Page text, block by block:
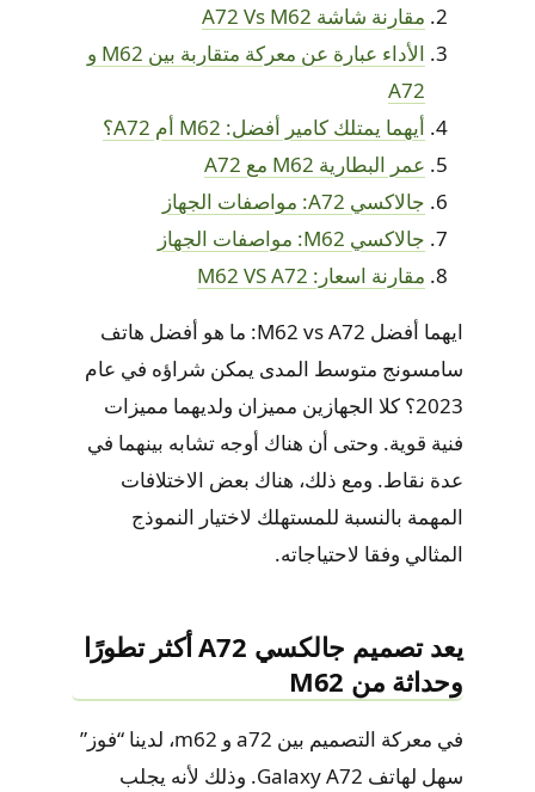
مقارنة شاشة A72 Vs M62
الأداء عبارة عن معركة متقاربة بين M62 و
A72
أيهما يمتلك كامير أفضل: M62 أم A72؟
عمر البطارية M62 مع A72
جالاكسي A72: مواصفات الجهاز
جالاكسي M62: مواصفات الجهاز
مقارنة اسعار: M62 VS A72
ايهما أفضل M62 vs A72: ما هو أفضل هاتف
سامسونج متوسط المدى يمكن شراؤه في عام
2023؟ كلا الجهازين مميزان ولديهما مميزات
فنية قوية. وحتى أن هناك أوجه تشابه بينهما في
عدة نقاط. ومع ذلك، هناك بعض الاختلافات
المهمة بالنسبة للمستهلك لاختيار النموذج
المثالي وفقا لاحتياجاته.
يعد تصميم جالكسي A72 أكثر تطورًا
وحداثة من M62
في معركة التصميم بين a72 و m62، لدينا “فوز”
سهل لهاتف Galaxy A72. وذلك لأنه يجلب